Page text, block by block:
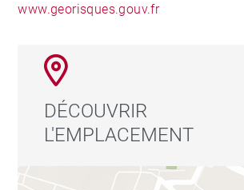
www.georisques.gouv.fr
DÉCOUVRIR
L'EMPLACEMENT